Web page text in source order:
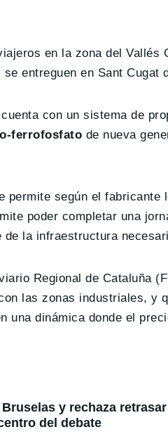
en la zona del
entreguen en Sant Cugat
con un sistema de
ferrofosfato de nueva
permite según el fabricante
poder completar una
la infraestructura
Regional de Cataluña
las zonas industriales, y
dinámica donde el
y rechaza
del debate